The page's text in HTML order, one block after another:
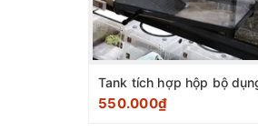
550.000₫